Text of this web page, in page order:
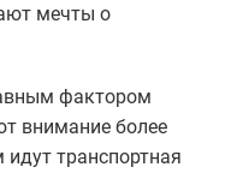
мечты о
фактором
внимание более
транспортная